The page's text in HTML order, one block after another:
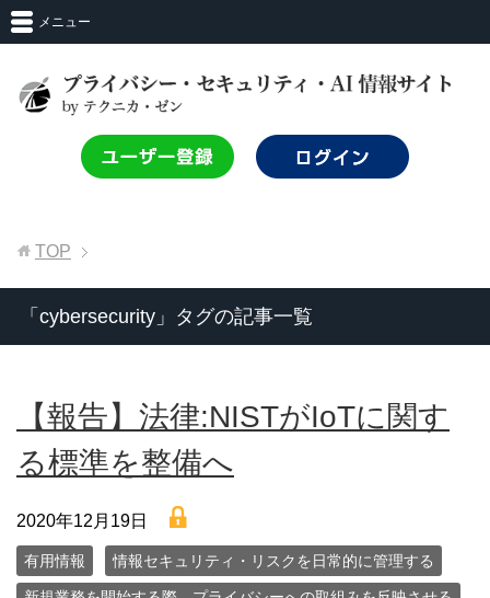
メニュー
TOP
「cybersecurity」タグの記事一覧
【報告】法律:NISTがIoTに関す
る標準を整備へ
2020年12月19日 lock
有用情報 情報セキュリティ・リスクを日常的に管理する